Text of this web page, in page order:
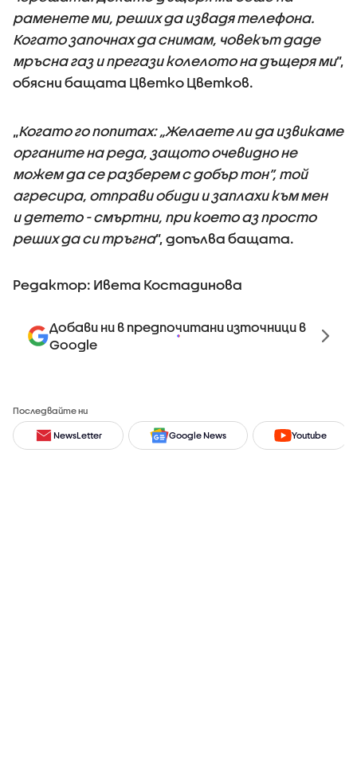
раменете ми, реших да извадя телефона.
Когато започнах да снимам, човекът даде
мръсна газ и прегази колелото на дъщеря ми”,
обясни бащата Цветко Цветков.
„Когато го попитах: „Желаете ли да извикаме
органите на реда, защото очевидно не
можем да се разберем с добър тон”, той
агресира, отправи обиди и заплахи към мен
и детето - смъртни, при което аз просто
реших да си тръгна”, допълва бащата.
Редактор: Ивета Костадинова
Добави ни в предпочитани източници в
Google
Последвайте ни
NewsLetter Google News Youtube